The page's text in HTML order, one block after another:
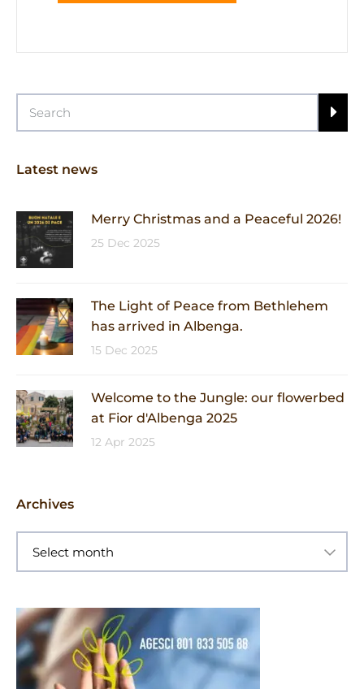
Latest news
Merry Christmas and a Peaceful 2026!
25 Dec 2025
The Light of Peace from Bethlehem
has arrived in Albenga.
15 Dec 2025
Welcome to the Jungle: our flowerbed
at Fior d'Albenga 2025
12 Apr 2025
Archives